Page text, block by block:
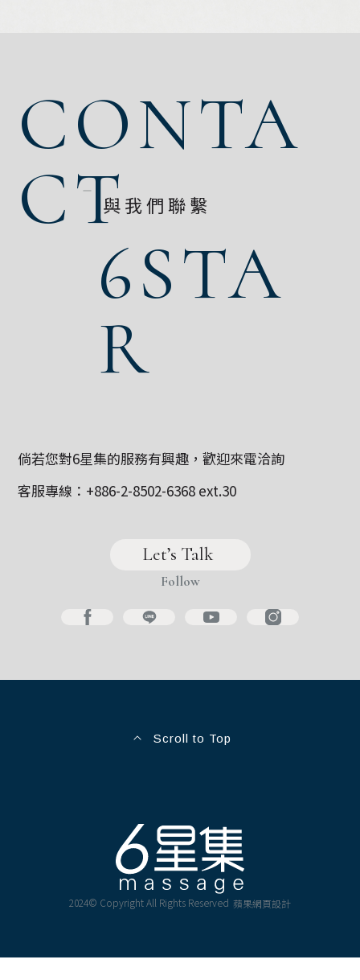
與我們聯繫
CONTA
CT
6STA
R
倘若您對6星集的服務有興趣，歡迎來電洽詢
客服專線： +886-2-8502-6368 ext.30
Let’s Talk
Follow
2024© Copyright All Rights Reserved 蘋果網頁設計
Scroll to Top